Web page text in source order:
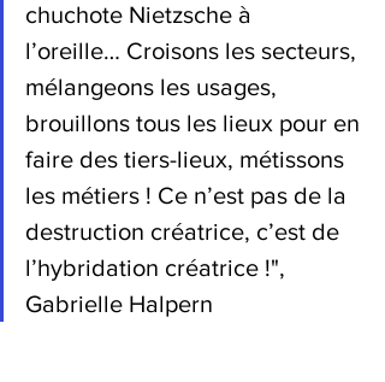
chuchote Nietzsche à
l’oreille… Croisons les secteurs,
mélangeons les usages,
brouillons tous les lieux pour en
faire des tiers-lieux, métissons
les métiers ! Ce n’est pas de la
destruction créatrice, c’est de
l’hybridation créatrice !",
Gabrielle Halpern